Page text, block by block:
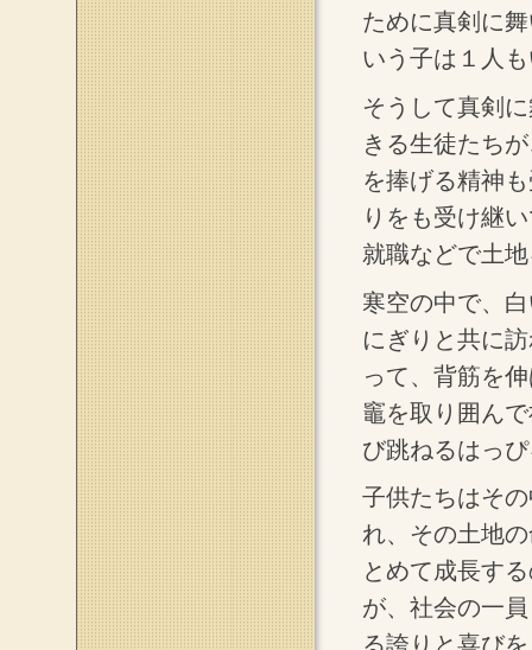
ために真剣に
いう子は１人
そうして真剣
きる生徒たち
を捧げる精神
りをも受け継
就職などで土
寒空の中で、
にぎりと共に
って、背筋を
竈を取り囲ん
び跳ねるはっ
子供たちはそ
れ、その土地
とめて成長す
が、社会の一
る誇りと喜び